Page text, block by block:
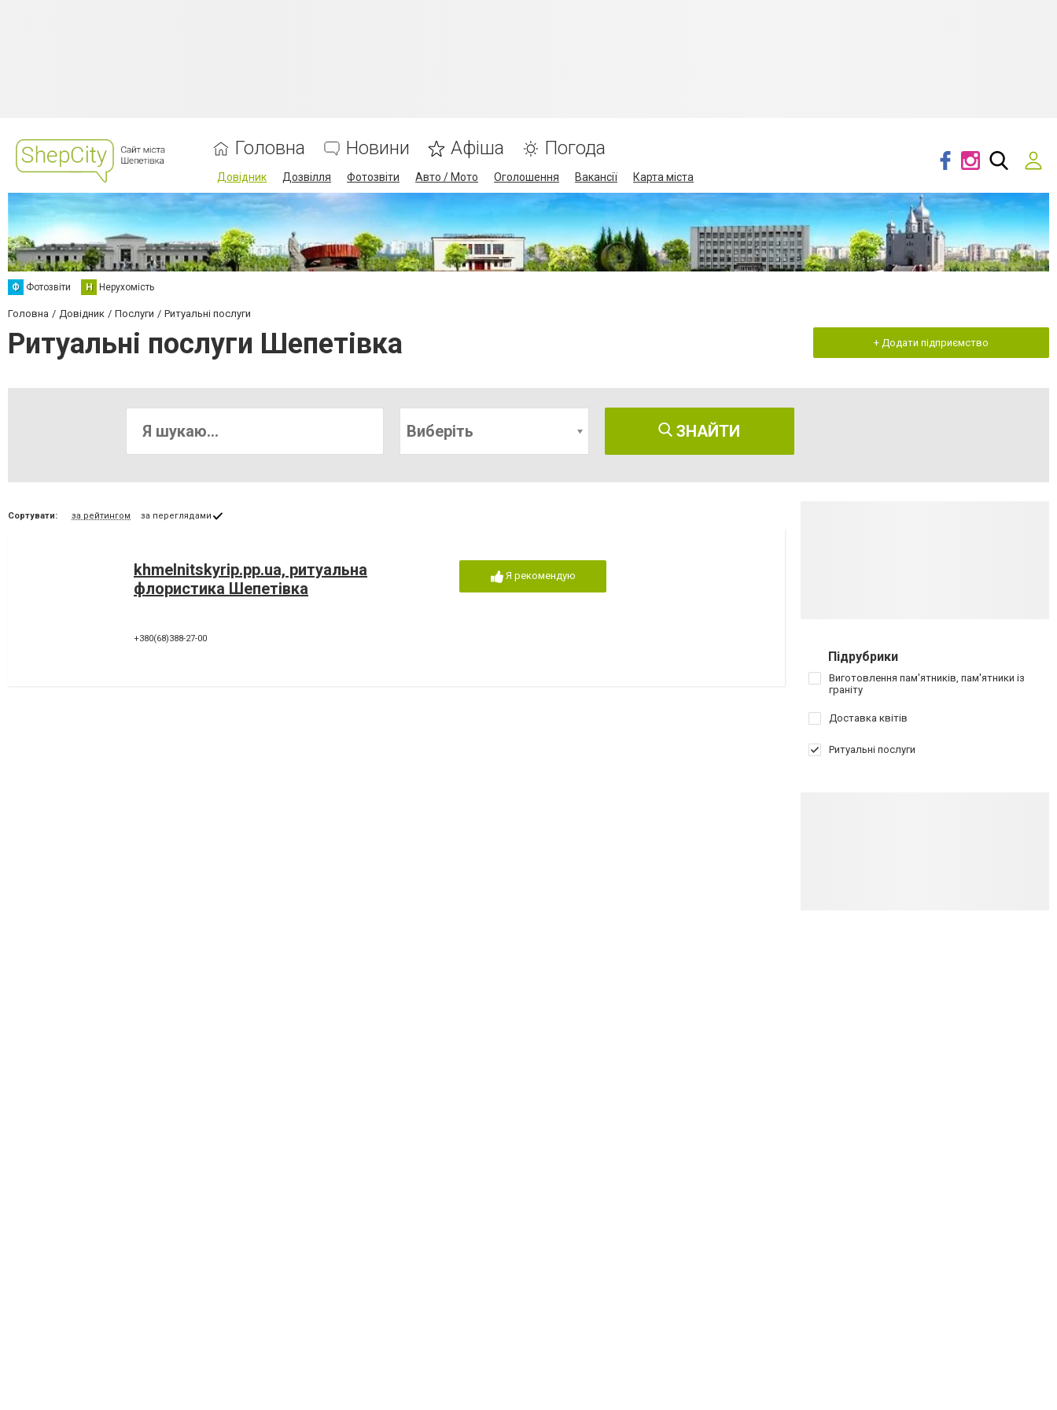
Головна Новини Афіша Погода
Довідник Дозвілля Фотозвіти Авто / Мото Оголошення Вакансії Карта міста
Ф Фотозвіти Н Нерухомість
Головна Довідник Послуги Ритуальні послуги
Ритуальні послуги Шепетівка + Додати підприємство
Виберіть ЗНАЙТИ
Сортувати: за рейтингом за переглядами
khmelnitskyrip.pp.ua, ритуальна
флористика Шепетівка
+380(68)388-27-00
Я рекомендую
Підрубрики
Виготовлення пам'ятників, пам'ятники із
граніту
Доставка квітів
Ритуальні послуги